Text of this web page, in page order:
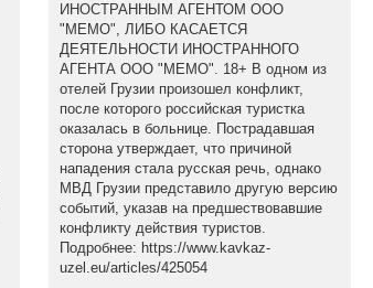
ИНОСТРАННЫМ АГЕНТОМ ООО
"МЕМО", ЛИБО КАСАЕТСЯ
ДЕЯТЕЛЬНОСТИ ИНОСТРАННОГО
АГЕНТА ООО "МЕМО". 18+ В одном из
отелей Грузии произошел конфликт,
после которого российская туристка
оказалась в больнице. Пострадавшая
сторона утверждает, что причиной
нападения стала русская речь, однако
МВД Грузии представило другую версию
событий, указав на предшествовавшие
конфликту действия туристов.
Подробнее: https://www.kavkaz-
uzel.eu/articles/425054